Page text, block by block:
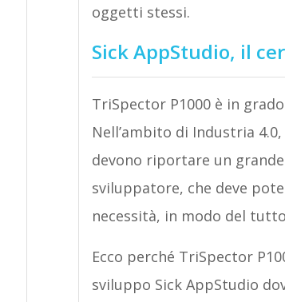
oggetti stessi.
Sick AppStudio, il
TriSpector P1000 è in
Nell’ambito di Industria
devono riportare un
sviluppatore, che deve
necessità, in modo del
Ecco perché TriSpector
sviluppo Sick AppStudio